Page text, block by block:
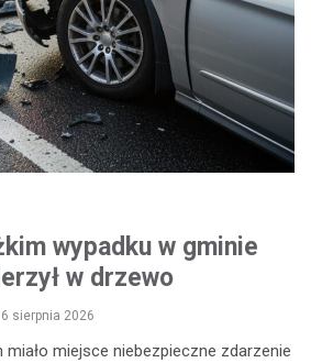
wypadku w gminie
w drzewo
6 sierpnia 2026
miało miejsce niebezpieczne zdarzenie